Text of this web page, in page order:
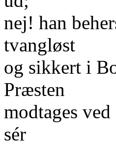
nej! han
tvangløst
og sikkert i
Præsten
modtages
sér